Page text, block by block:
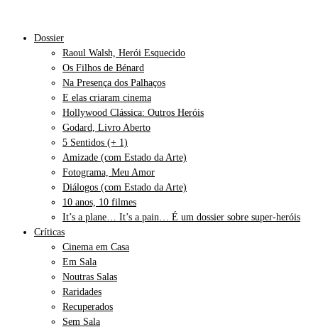
Dossier
Raoul Walsh, Herói Esquecido
Os Filhos de Bénard
Na Presença dos Palhaços
E elas criaram cinema
Hollywood Clássica: Outros Heróis
Godard, Livro Aberto
5 Sentidos (+ 1)
Amizade (com Estado da Arte)
Fotograma, Meu Amor
Diálogos (com Estado da Arte)
10 anos, 10 filmes
It’s a plane… It’s a pain… É um dossier sobre super-heróis
Críticas
Cinema em Casa
Em Sala
Noutras Salas
Raridades
Recuperados
Sem Sala